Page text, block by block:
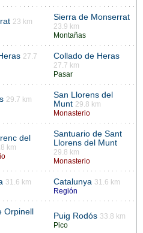
23 km
Sierra de Monserrat
23.9 km
Montañas
27.7
Collado de Heras
27.7 km
Pasar
29.7 km
San Llorens del
Munt 29.8 km
Monasterio
del
km
Santuario de Sant
Llorens del Munt
29.8 km
Monasterio
31.6 km
Catalunya 31.6 km
Región
Orpinell Puig Rodós 33.8 km
Pico